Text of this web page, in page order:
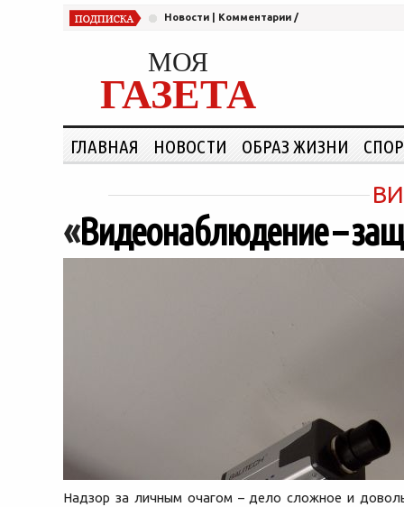
Новости Комментарии /
МОЯ
ГАЗЕТА
ГЛАВНАЯ НОВОСТИ ОБРАЗ ЖИЗНИ
«Видеонаблюдение –
Надзор за личным очагом – дело сложное и